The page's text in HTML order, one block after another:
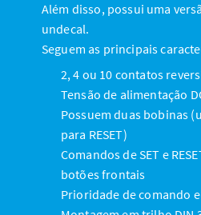
Além disso, possui uma
undecal.
Seguem as principais
2, 4 ou 10 contatos
Tensão de alimentação
Possuem duas bobinas
para RESET)
Comandos de SET e
botões frontais
Prioridade de comando